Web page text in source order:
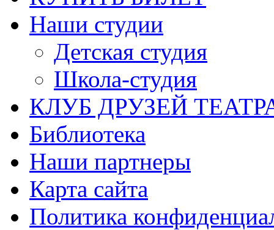
Наши студии
Детская студия
Школа-студия
КЛУБ ДРУЗЕЙ
Библиотека
Наши партнеры
Карта сайта
Политика